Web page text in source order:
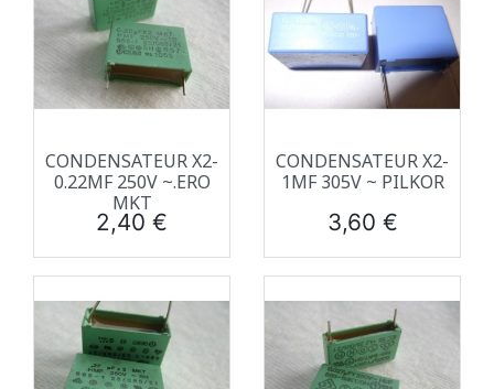
CONDENSATEUR X2-
0.22ΜF 250V ~.ERO
MKT
Prix
2,40 €
CONDENSATEUR X2-
1ΜF 305V ~ PILKOR
Prix
3,60 €